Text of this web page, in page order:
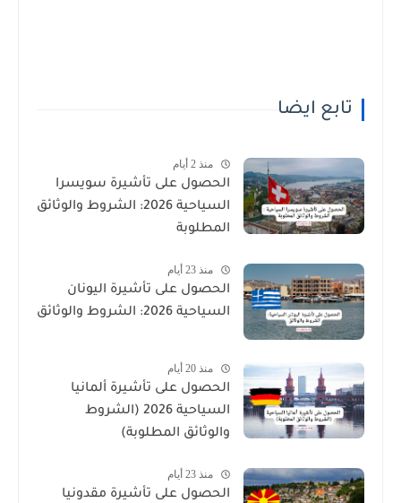
تابع ايضا
منذ 2 أيام
الحصول على تأشيرة سويسرا
السياحية 2026: الشروط والوثائق
المطلوبة
منذ 23 أيام
الحصول على تأشيرة اليونان
السياحية 2026: الشروط والوثائق
منذ 20 أيام
الحصول على تأشيرة ألمانيا
السياحية 2026 (الشروط
والوثائق المطلوبة)
منذ 23 أيام
الحصول على تأشيرة مقدونيا